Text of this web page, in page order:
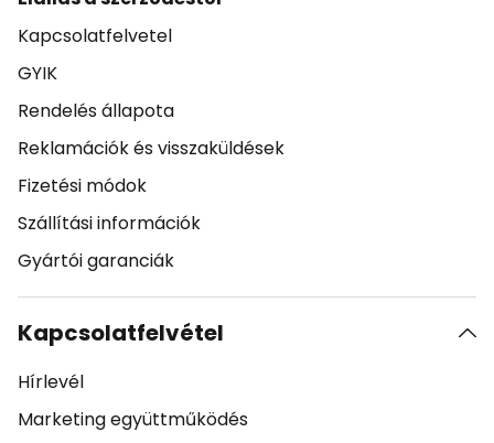
Kapcsolatfelvetel
GYIK
Rendelés állapota
Reklamációk és visszaküldések
Fizetési módok
Szállítási információk
Gyártói garanciák
Kapcsolatfelvétel
Hírlevél
Marketing együttműködés